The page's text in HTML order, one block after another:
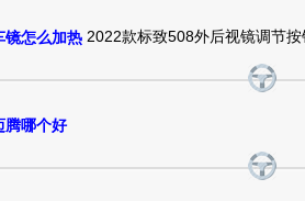
标致5082015款 1.6THP 手自一体
裸车提车价：18.7万元
镜怎么加热2022款标致508外后视镜调节按
腾哪个好